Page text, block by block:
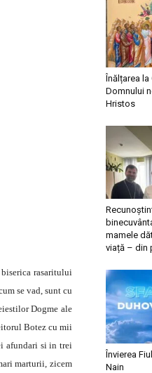
rasaritului
se vad, sunt cu
Dogme ale
Botez cu mii
afundari si in trei
marturii, zicem
Înălțarea la
Domnului
Hristos
mamele
viață – din
Învierea
Nain